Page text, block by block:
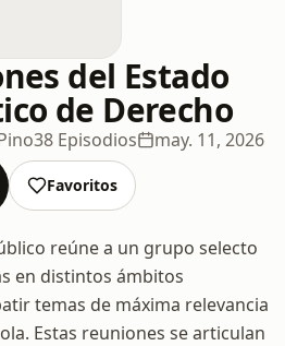
del Estado
de Derecho
38 Episodios may. 11, 2026
Favoritos
reúne a un grupo selecto
en distintos ámbitos
temas de máxima relevancia
Estas reuniones se articulan